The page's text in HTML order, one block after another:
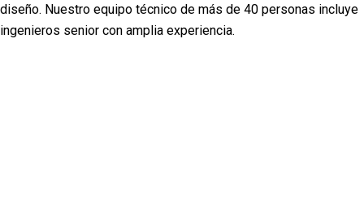
diseño. Nuestro equipo técnico de más de 40 personas incluye
ingenieros senior con amplia experiencia.